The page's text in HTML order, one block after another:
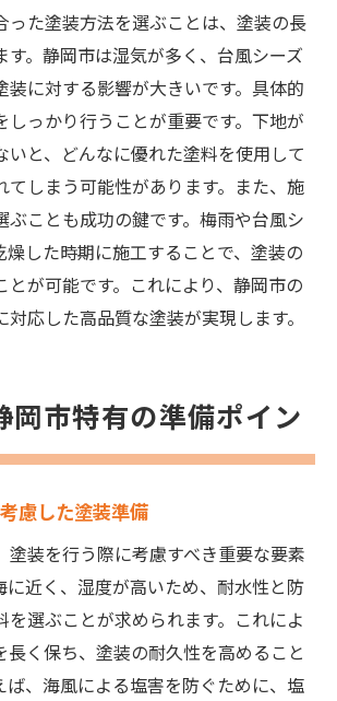
った塗装方法を選ぶことは、塗装の長
す。静岡市は湿気が多く、台風シーズ
装に対する影響が大きいです。具体的
しっかり行うことが重要です。下地が
いと、どんなに優れた塗料を使用して
てしまう可能性があります。また、施
ぶことも成功の鍵です。梅雨や台風シ
燥した時期に施工することで、塗装の
とが可能です。これにより、静岡市の
応した高品質な塗装が実現します。
岡市特有の準備ポイン
慮した塗装準備
塗装を行う際に考慮すべき重要な要素
に近く、湿度が高いため、耐水性と防
を選ぶことが求められます。これによ
長く保ち、塗装の耐久性を高めること
ば、海風による塩害を防ぐために、塩